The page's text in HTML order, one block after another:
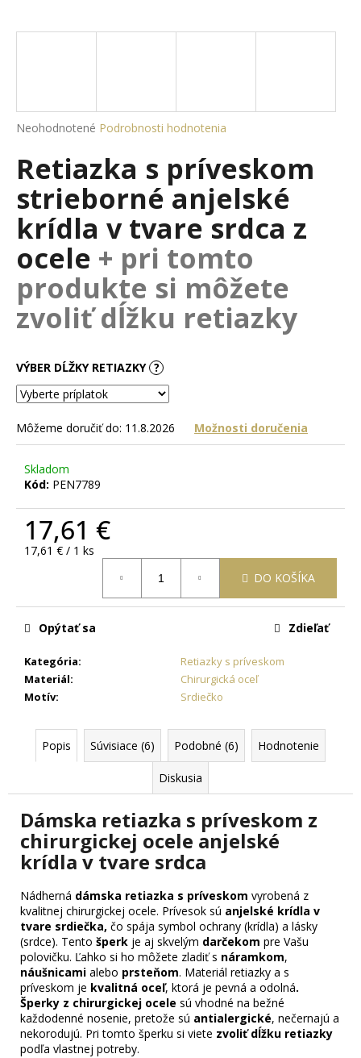
Priemerné
produktu
je
z
5
hviezdičiek.
Neohodnotené Podrobnosti hodnotenia
Retiazka s príveskom
strieborné anjelské
krídla v tvare srdca z
ocele + pri tomto
produkte si môžete
zvoliť dĺžku retiazky
VÝBER DĹŽKY RETIAZKY ?
Môžeme doručiť do: 11.8.2026 Možnosti doručenia
Skladom
Kód: PEN7789
17,61 €
Jednotková
17,61 € / 1 ks
DO KOŠÍKA
Kategória:
Retiazky s príveskom
Materiál:
Chirurgická oceľ
Motív: Srdiečko
Opýtať sa Zdieľať
Popis Súvisiace (6) Podobné (6) Hodnotenie
Diskusia
Dámska retiazka s príveskom z
chirurgickej ocele anjelské
krídla v tvare srdca
Nádherná dámska retiazka s príveskom vyrobená z
kvalitnej chirurgickej ocele. Prívesok sú anjelské krídla v
tvare srdiečka, čo spája symbol ochrany (krídla) a lásky
(srdce). Tento šperk je aj skvelým darčekom pre Vašu
polovičku. Ľahko si ho môžete zladiť s náramkom,
náušnicami alebo prsteňom. Materiál retiazky a s
príveskom je kvalitná oceľ, ktorá je pevná a odolná.
Šperky z chirurgickej ocele sú vhodné na bežné
každodenné nosenie, pretože sú antialergické, nečernajú a
nekorodujú. Pri tomto šperku si viete zvoliť dĺžku retiazky
podľa vlastnej potreby.
j
?
O
d
p
o
r
č
a
m
OCEĽOVÁ
RETIAZKA
PRÍVESKOM
KRÍŽ
DAMIAN
PRI
ZVOLIŤ
RETIAZKY
16,48